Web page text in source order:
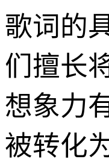
歌词的
们擅长
想象力
被转化